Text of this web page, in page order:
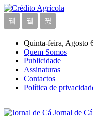
Quinta-feira, Agosto
Quem Somos
Publicidade
Assinaturas
Contactos
Política de
Jornal de